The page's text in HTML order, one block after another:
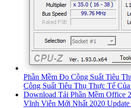
Phần Mềm Đo Công Suất Tiêu
Công Suất Tiêu Thụ Thực Tế
Download Tải Phần Mềm Office
Vĩnh Viễn Mới Nhất 2020 Update